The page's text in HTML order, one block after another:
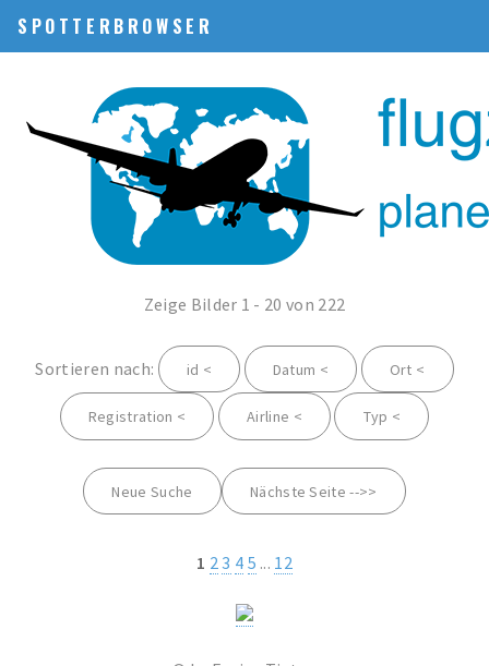
SPOTTERBROWSER
Zeige Bilder 1 - 20 von 222
Sortieren nach: id < Datum < Ort <
Registration < Airline < Typ <
Neue Suche Nächste Seite -->>
1 23 4 5 ... 12